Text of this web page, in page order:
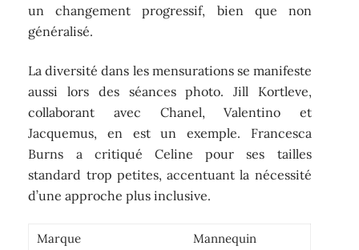
un changement progressif, bien que non
généralisé.
La diversité dans les mensurations se manifeste
aussi lors des séances photo. Jill Kortleve,
collaborant avec Chanel, Valentino et
Jacquemus, en est un exemple. Francesca
Burns a critiqué Celine pour ses tailles
standard trop petites, accentuant la nécessité
d’une approche plus inclusive.
Marque
Mannequin